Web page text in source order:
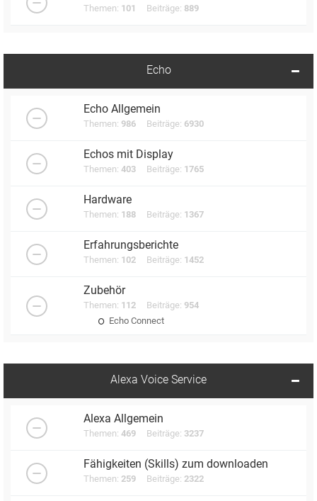
Themen: 101 Beiträge: 889
Echo
Echo Allgemein
Themen: 986 Beiträge: 6930
Echos mit Display
Themen: 403 Beiträge: 1765
Hardware
Themen: 188 Beiträge: 1367
Erfahrungsberichte
Themen: 102 Beiträge: 1452
Zubehör
Themen: 112 Beiträge: 954
Echo Connect
Alexa Voice Service
Alexa Allgemein
Themen: 469 Beiträge: 3237
Fähigkeiten (Skills) zum downloaden
Themen: 259 Beiträge: 2322